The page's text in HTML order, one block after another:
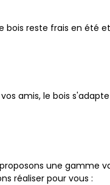
bois reste frais en
amis, le bois
une gamme
réaliser pour vous :